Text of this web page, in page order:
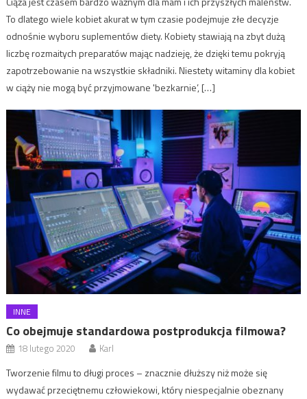
To dlatego wiele kobiet akurat w tym czasie podejmuje złe decyzje
odnośnie wyboru suplementów diety. Kobiety stawiają na zbyt dużą
liczbę rozmaitych preparatów mając nadzieję, że dzięki temu pokryją
zapotrzebowanie na wszystkie składniki. Niestety witaminy dla kobiet
w ciąży nie mogą być przyjmowane 'bezkarnie’, […]
INNE
Co obejmuje standardowa postprodukcja filmowa?
18 lutego 2020 Karl
Tworzenie filmu to długi proces – znacznie dłuższy niż może się
wydawać przeciętnemu człowiekowi, który niespecjalnie obeznany